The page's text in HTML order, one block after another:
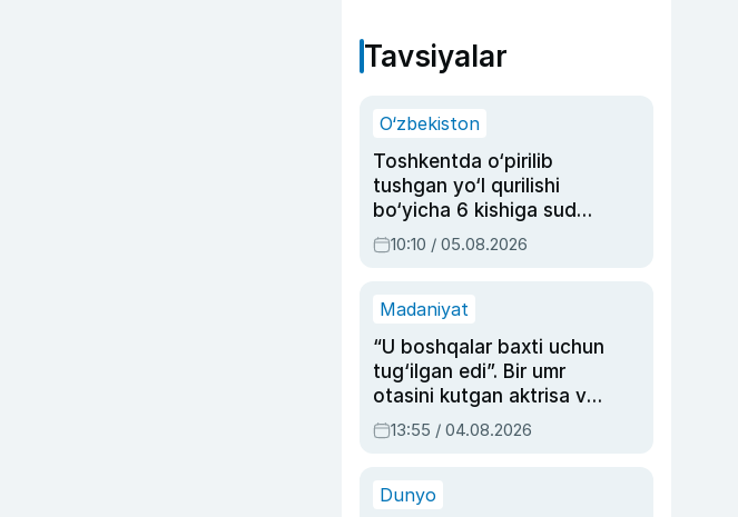
Tavsiyalar
O‘zbekiston
Toshkentda o‘pirilib
tushgan yo‘l qurilishi
bo‘yicha 6 kishiga sud
hukmi o‘qildi
10:10 / 05.08.2026
Madaniyat
“U boshqalar baxti uchun
tug‘ilgan edi”. Bir umr
otasini kutgan aktrisa va
dublyaj ustasi Rimma
Ahmedovaning
13:55 / 04.08.2026
Dunyo